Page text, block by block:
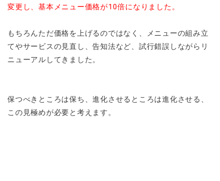
変更し、基本メニュー価格が10倍になりました。
もちろんただ価格を上げるのではなく、メニューの組み立
てやサービスの見直し、告知法など、試行錯誤しながらリ
ニューアルしてきました。
保つべきところは保ち、進化させるところは進化させる、
この見極めが必要と考えます。